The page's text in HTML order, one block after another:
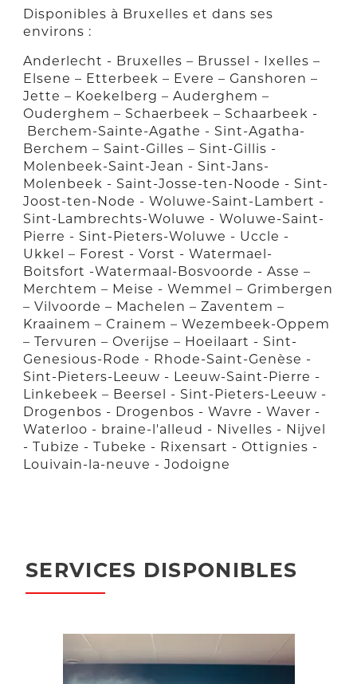
Disponibles à Bruxelles et dans ses
environs :
Anderlecht - Bruxelles – Brussel - Ixelles –
Elsene – Etterbeek – Evere – Ganshoren –
Jette – Koekelberg – Auderghem –
Ouderghem – Schaerbeek – Schaarbeek -
Berchem-Sainte-Agathe - Sint-Agatha-
Berchem – Saint-Gilles – Sint-Gillis -
Molenbeek-Saint-Jean - Sint-Jans-
Molenbeek - Saint-Josse-ten-Noode - Sint-
Joost-ten-Node - Woluwe-Saint-Lambert -
Sint-Lambrechts-Woluwe - Woluwe-Saint-
Pierre - Sint-Pieters-Woluwe - Uccle -
Ukkel – Forest - Vorst - Watermael-
Boitsfort -Watermaal-Bosvoorde - Asse –
Merchtem – Meise - Wemmel – Grimbergen
– Vilvoorde – Machelen – Zaventem –
Kraainem – Crainem – Wezembeek-Oppem
– Tervuren – Overijse – Hoeilaart - Sint-
Genesious-Rode - Rhode-Saint-Genèse -
Sint-Pieters-Leeuw - Leeuw-Saint-Pierre -
Linkebeek – Beersel - Sint-Pieters-Leeuw -
Drogenbos - Drogenbos - Wavre - Waver -
Waterloo - braine-l'alleud - Nivelles - Nijvel
- Tubize - Tubeke - Rixensart - Ottignies -
Louivain-la-neuve - Jodoigne
SERVICES DISPONIBLES